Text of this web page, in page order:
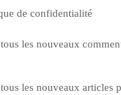
de confidentialité
les nouveaux
les nouveaux articles